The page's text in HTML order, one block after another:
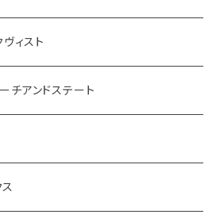
ィスト
アンドステート